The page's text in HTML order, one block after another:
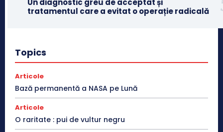
Un diagnostic greu de acceptat și
tratamentul care a evitat o operație radicală
Topics
Articole
Bază permanentă a NASA pe Lună
Articole
O raritate : pui de vultur negru